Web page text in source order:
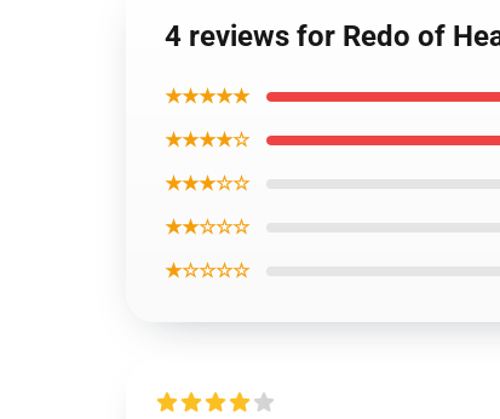
4 reviews for Redo of
★★★★★
★★★★☆
★★★☆☆
★★☆☆☆
★☆☆☆☆